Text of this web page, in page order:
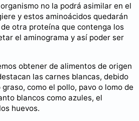
no la podrá asimilar en el
y estos aminoácidos quedarán
otra proteína que contenga los
el aminograma y así poder ser
obtener de alimentos de origen
las carnes blancas, debido
como el pollo, pavo o lomo de
blancos como azules, el
huevos.